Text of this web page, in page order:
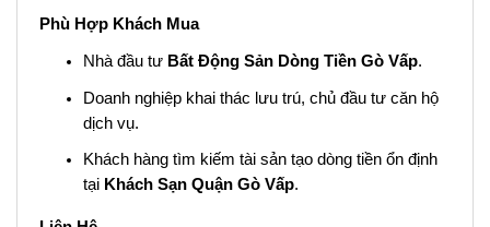
Phù Hợp Khách Mua
Nhà đầu tư Bất Động Sản Dòng Tiền Gò Vấp.
Doanh nghiệp khai thác lưu trú, chủ đầu tư căn hộ
dịch vụ.
Khách hàng tìm kiếm tài sản tạo dòng tiền ổn định
tại Khách Sạn Quận Gò Vấp.